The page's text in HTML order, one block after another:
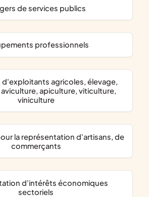
de services publics
professionnels
apiculture, viticulture,
viniculture
commerçants
sectoriels